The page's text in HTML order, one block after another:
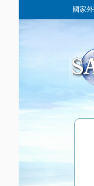
國家